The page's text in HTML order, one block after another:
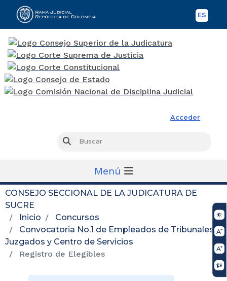
ES
Acceder
Buscar
Menú
CONSEJO SECCIONAL DE LA JUDICATURA DE
SUCRE
Inicio
Concursos
Convocatoria No.1 de Empleados de Tribunales,
Juzgados y Centro de Servicios
Registro de Elegibles